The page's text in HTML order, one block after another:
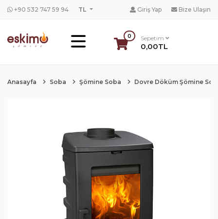
+90 532 747 59 94 TL Giriş Yap Bize Ulaşın
0 Sepetim
0,00TL
Anasayfa Soba Şömine Soba Dovre Döküm Şömine